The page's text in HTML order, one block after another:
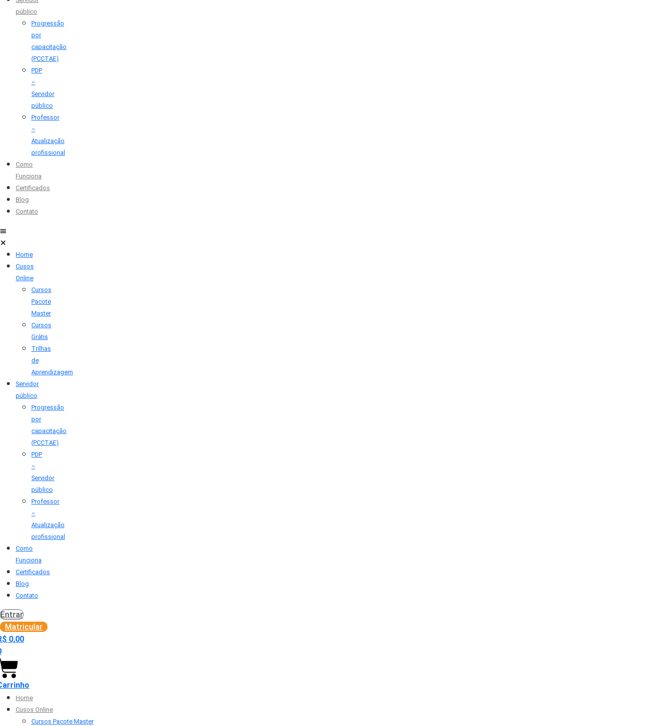
público
Progressão
por
capacitação
(PCCTAE)
PDP
–
Servidor
público
Professor
–
Atualização
profissional
Como
Funciona
Certificados
Blog
Contato
Home
Cusos
Online
Cursos
Pacote
Master
Cursos
Grátis
Trilhas
de
Aprendizagem
Servidor
público
Progressão
por
capacitação
(PCCTAE)
PDP
–
Servidor
público
Professor
–
Atualização
profissional
Como
Funciona
Certificados
Blog
Contato
Entrar
Matricular
0,00
Home
Cusos Online
Cursos Pacote Master